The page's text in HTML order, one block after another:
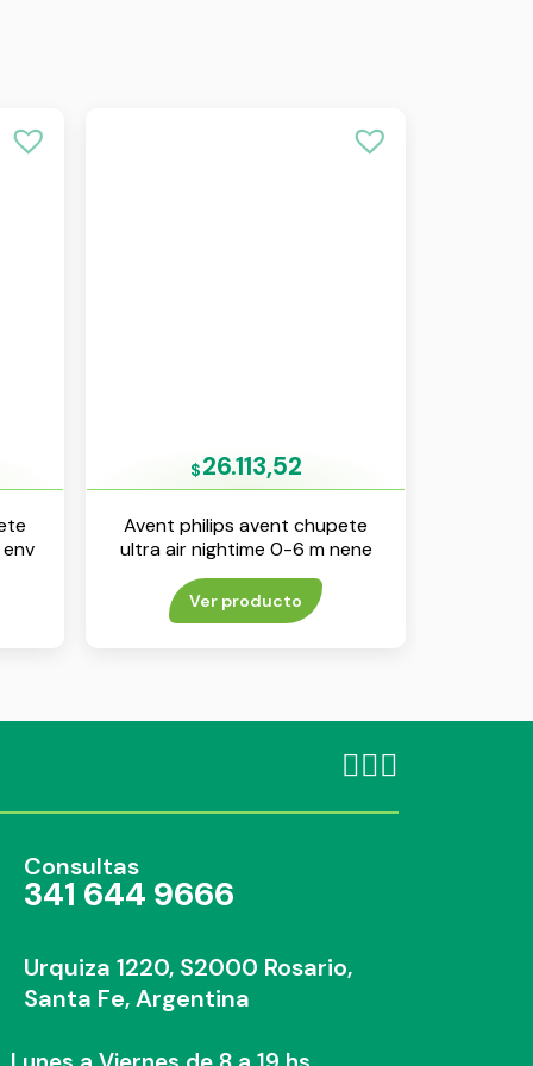
$26.113,52
Avent philips avent chupete
ultra air nightime 0-6 m nene
env x 2
Ver producto
Consultas
341 644 9666
Urquiza 1220, S2000 Rosario,
Santa Fe, Argentina